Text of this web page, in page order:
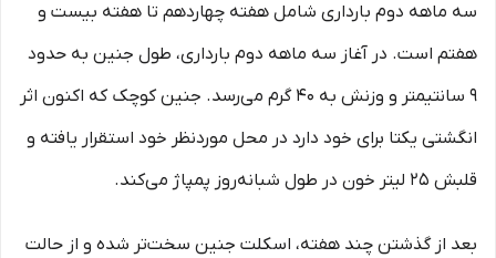
سه ماهه دوم بارداری شامل هفته چهاردهم تا هفته بیست‌ و
هفتم است. در آغاز سه ماهه دوم بارداری، طول جنین به حدود
۹ سانتیمتر و وزنش به ۴۰ گرم می‌رسد. جنین کوچک که اکنون اثر
انگشتی یکتا برای خود دارد در محل موردنظر خود استقرار یافته و
قلبش ۲۵ لیتر خون در طول شبانه‌روز پمپاژ می‌کند.
بعد از گذشتن چند هفته، اسکلت جنین سخت‌تر شده و از حالت